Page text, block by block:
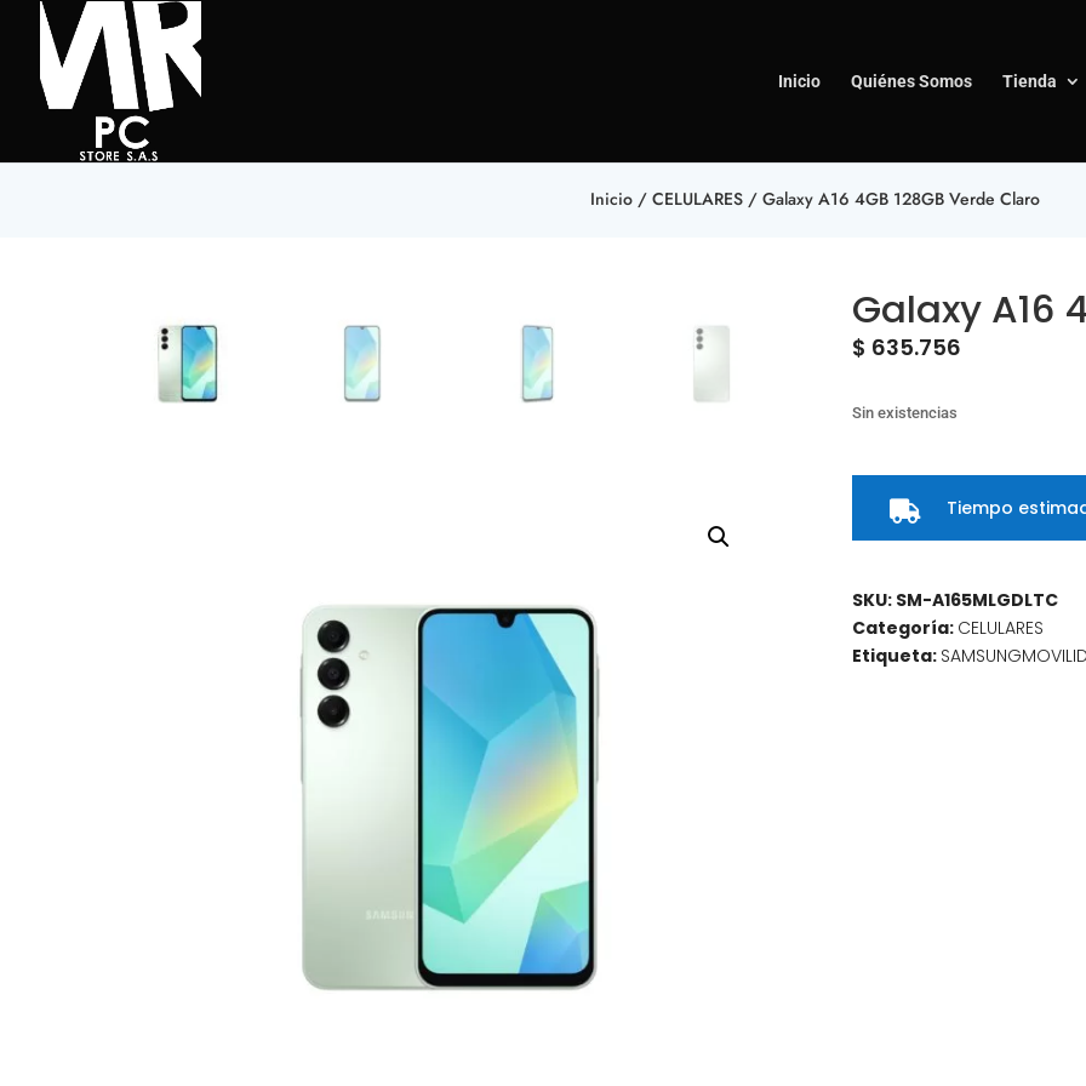
Inicio Quiénes Somos Tienda
Inicio/ CELULARES/ Galaxy A16 4GB 128GB Verde Claro
Galaxy A16
$ 635.756
Sin existencias
 Tiempo
SKU: SM-A165MLGDLTC
Categoría: CELULARES
Etiqueta: